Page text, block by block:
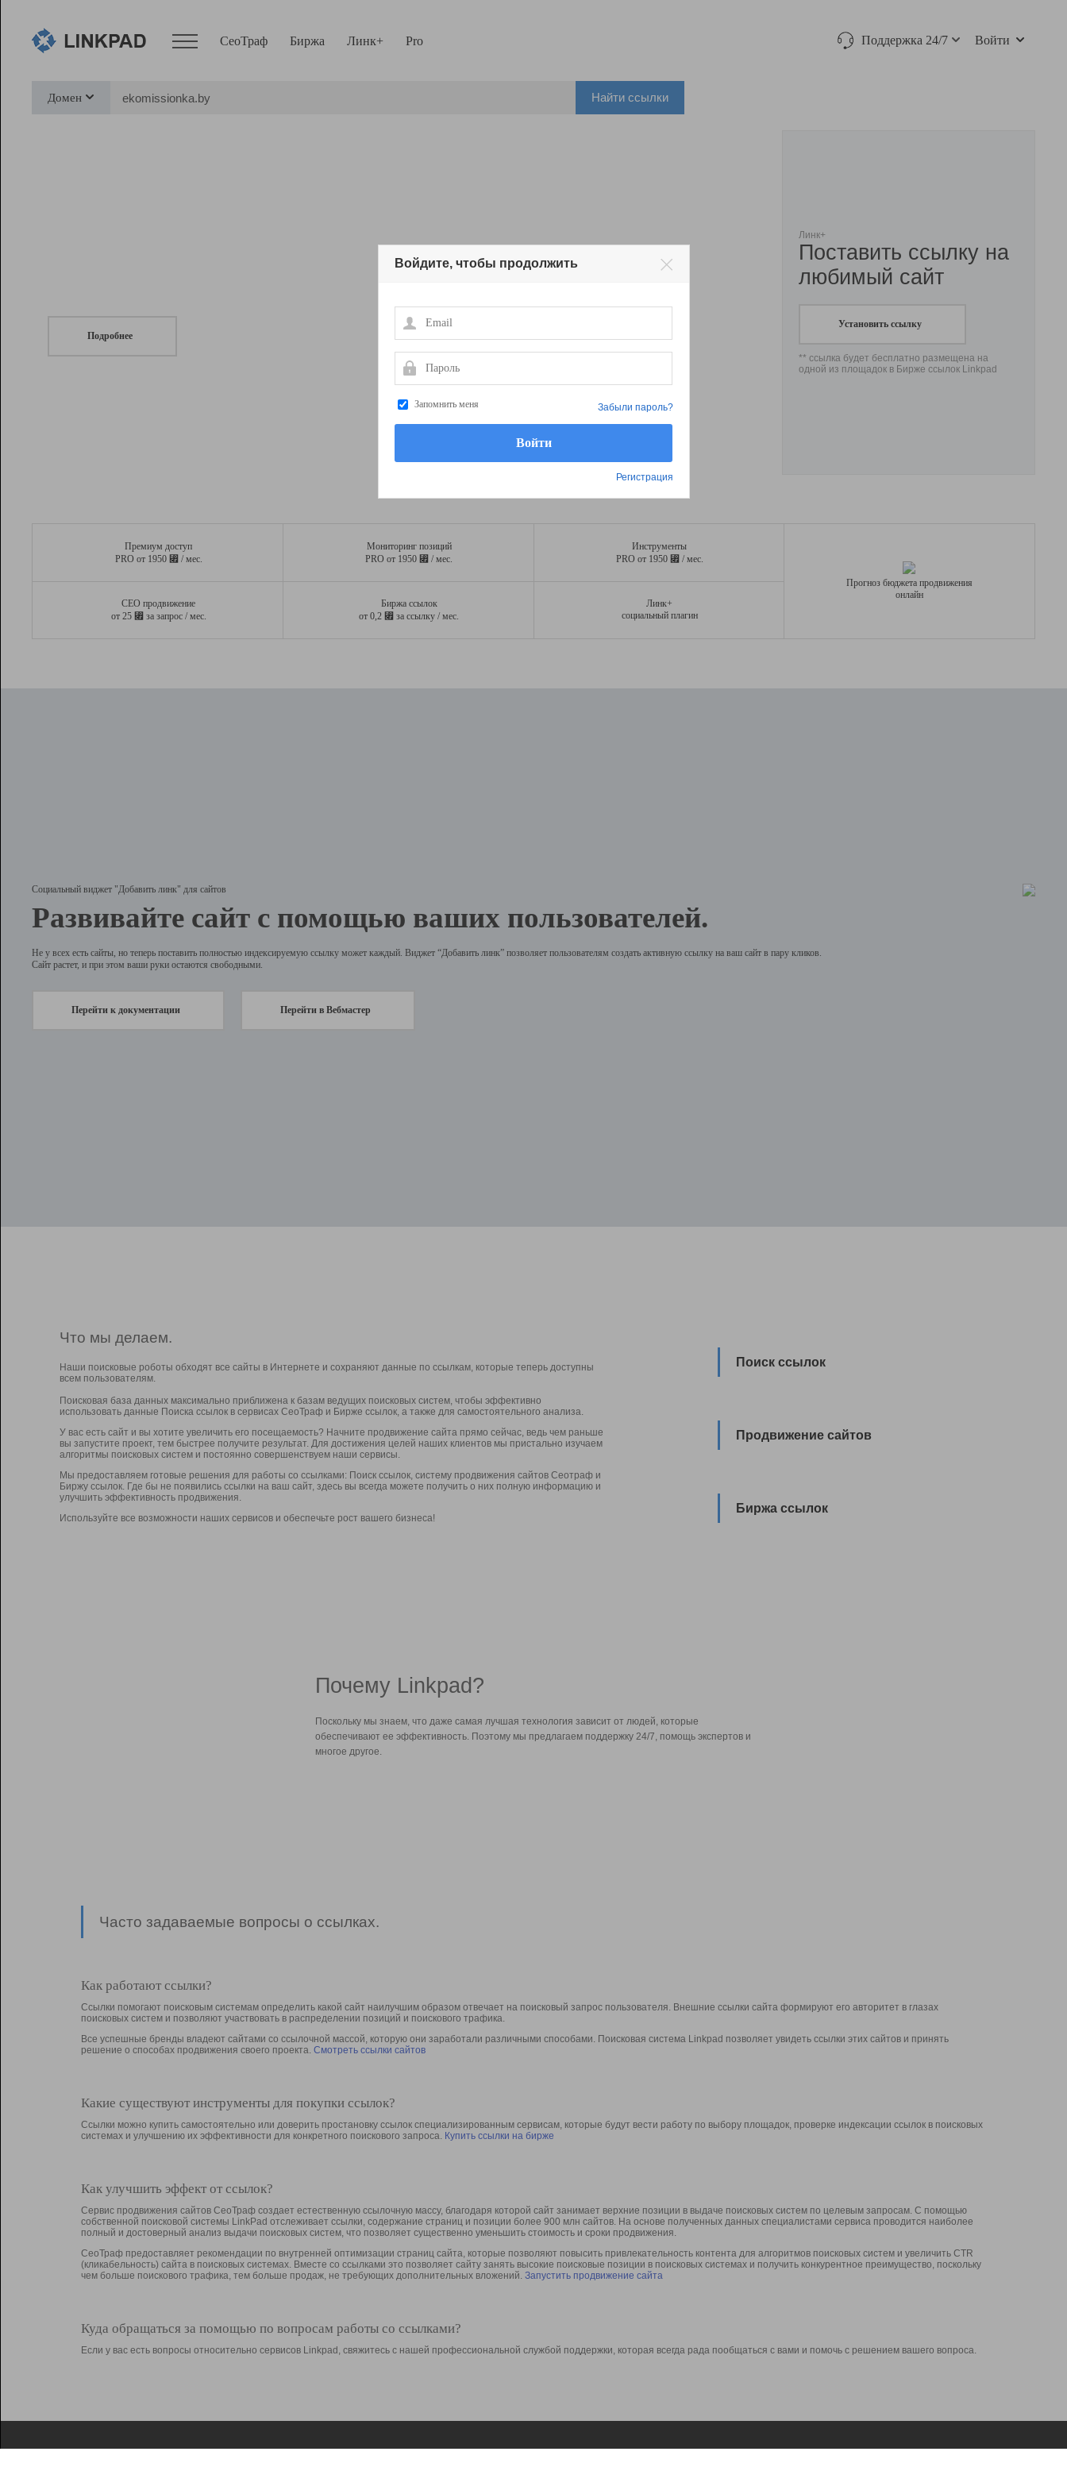
СеоТраф Биржа Линк+ Pro Поддержка 24/7 Войти
Домен Найти ссылки
Подробнее
Линк+
Поставить ссылку на
любимый сайт
Установить ссылку
** ссылка будет бесплатно размещена на
одной из площадок в Бирже ссылок Linkpad
Премиум доступ
PRO от 1950 ⃏ / мес.
Мониторинг позиций
PRO от 1950 ⃏ / мес.
Инструменты
PRO от 1950 ⃏ / мес.
СЕО продвижение
от 25 ⃏ за запрос / мес.
Биржа ссылок
от 0,2 ⃏ за ссылку / мес.
Линк+
социальный плагин
Прогноз бюджета продвижения
онлайн
Социальный виджет "Добавить линк" для сайтов
Развивайте сайт с помощью ваших пользователей.
Не у всех есть сайты, но теперь поставить полностью индексируемую ссылку может каждый. Виджет “Добавить линк” позволяет пользователям создать активную ссылку на ваш сайт в пару кликов.
Сайт растет, и при этом ваши руки остаются свободными.
Перейти к документации Перейти в Вебмастер
Что мы делаем.
Наши поисковые роботы обходят все сайты в Интернете и сохраняют данные по ссылкам, которые теперь доступны
всем пользователям.
Поисковая база данных максимально приближена к базам ведущих поисковых систем, чтобы эффективно
использовать данные Поиска ссылок в сервисах СеоТраф и Бирже ссылок, а также для самостоятельного анализа.
У вас есть сайт и вы хотите увеличить его посещаемость? Начните продвижение сайта прямо сейчас, ведь чем раньше
вы запустите проект, тем быстрее получите результат. Для достижения целей наших клиентов мы пристально изучаем
алгоритмы поисковых систем и постоянно совершенствуем наши сервисы.
Мы предоставляем готовые решения для работы со ссылками: Поиск ссылок, систему продвижения сайтов Сеотраф и
Биржу ссылок. Где бы не появились ссылки на ваш сайт, здесь вы всегда можете получить о них полную информацию и
улучшить эффективность продвижения.
Используйте все возможности наших сервисов и обеспечьте рост вашего бизнеса!
Поиск ссылок
Продвижение сайтов
Биржа ссылок
Почему Linkpad?
Поскольку мы знаем, что даже самая лучшая технология зависит от людей, которые
обеспечивают ее эффективность. Поэтому мы предлагаем поддержку 24/7, помощь экспертов и
многое другое.
Часто задаваемые вопросы о ссылках.
Как работают ссылки?
Ссылки помогают поисковым системам определить какой сайт наилучшим образом отвечает на поисковый запрос пользователя. Внешние ссылки сайта формируют его авторитет в глазах
поисковых систем и позволяют участвовать в раcпределении позиций и поискового трафика.
Все успешные бренды владеют сайтами со ссылочной массой, которую они заработали различными способами. Поисковая система Linkpad позволяет увидеть ссылки этих сайтов и принять
решение о способах продвижения своего проекта. Смотреть ссылки сайтов
Какие существуют инструменты для покупки ссылок?
Ссылки можно купить самостоятельно или доверить простановку ссылок специализированным сервисам, которые будут вести работу по выбору площадок, проверке индексации ссылок в поисковых
системах и улучшению их эффективности для конкретного поискового запроса. Купить ссылки на бирже
Как улучшить эффект от ссылок?
Сервис продвижения сайтов СеоТраф создает естественную ссылочную массу, благодаря которой сайт занимает верхние позиции в выдаче поисковых систем по целевым запросам. С помощью
собственной поисковой системы LinkPad отслеживает ссылки, содержание страниц и позиции более 900 млн сайтов. На основе полученных данных специалистами сервиса проводится наиболее
полный и достоверный анализ выдачи поисковых систем, что позволяет существенно уменьшить стоимость и сроки продвижения.
СеоТраф предоставляет рекомендации по внутренней оптимизации страниц сайта, которые позволяют повысить привлекательность контента для алгоритмов поисковых систем и увеличить CTR
(кликабельность) сайта в поисковых системах. Вместе со ссылками это позволяет сайту занять высокие поисковые позиции в поисковых системах и получить конкурентное преимущество, поскольку
чем больше поискового трафика, тем больше продаж, не требующих дополнительных вложений. Запустить продвижение сайта
Куда обращаться за помощью по вопросам работы со ссылками?
Если у вас есть вопросы относительно сервисов Linkpad, свяжитесь с нашей профессиональной службой поддержки, которая всегда рада пообщаться с вами и помочь с решением вашего вопроса.
Войдите, чтобы продолжить
Email
Пароль
Запомнить меня
Регистрация
Забыли пароль?